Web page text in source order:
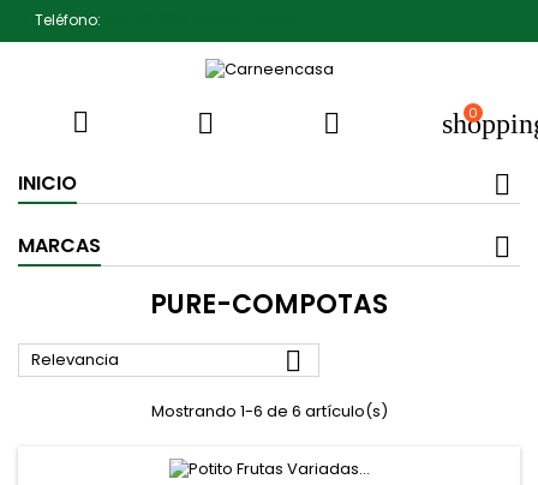
Teléfono:
   0
INICIO
MARCAS
PURE-COMPOTAS
Relevancia 
Mostrando 1-6 de 6 artículo(s)